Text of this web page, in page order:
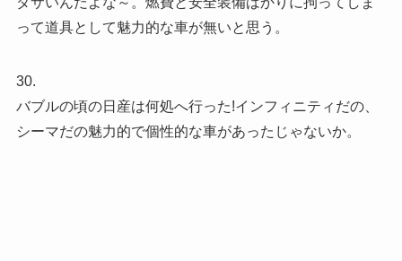
って道具として魅力的な車が無いと思う。
30.
バブルの頃の日産は何処へ行った!インフィニティだの、
シーマだの魅力的で個性的な車があったじゃないか。